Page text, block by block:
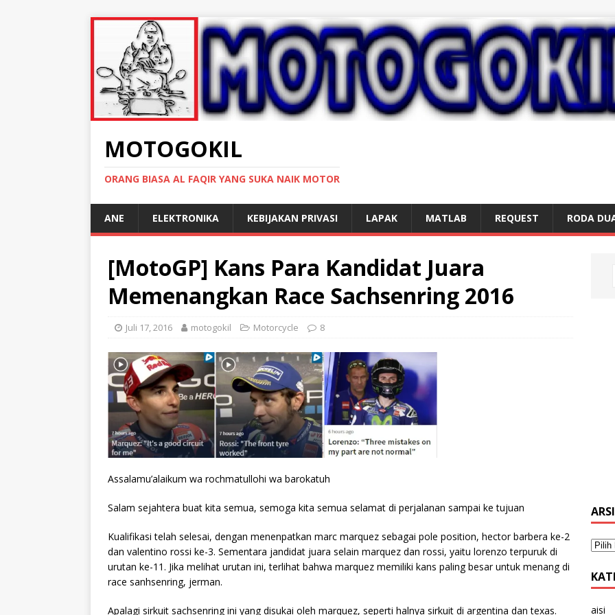
MOTOGOKIL
ORANG BIASA AL FAQIR YANG SUKA NAIK MOTOR
ANE ELEKTRONIKA KEBIJAKAN PRIVASI LAPAK MATLAB REQUEST RODA
[MotoGP] Kans Para Kandidat Juara
Memenangkan Race Sachsenring 2016
Juli 17, 2016 motogokil Motorcycle 8
Assalamu’alaikum wa rochmatullohi wa barokatuh
Salam sejahtera buat kita semua, semoga kita semua selamat di perjalanan sampai ke tujuan
Kualifikasi telah selesai, dengan menenpatkan marc marquez sebagai pole position, hector barbera ke-2
dan valentino rossi ke-3. Sementara jandidat juara selain marquez dan rossi, yaitu lorenzo terpuruk di
urutan ke-11. Jika melihat urutan ini, terlihat bahwa marquez memiliki kans paling besar untuk menang di
race sanhsenring, jerman.
Apalagi sirkuit sachsenring ini yang disukai oleh marquez, seperti halnya sirkuit di argentina dan texas.
aisi